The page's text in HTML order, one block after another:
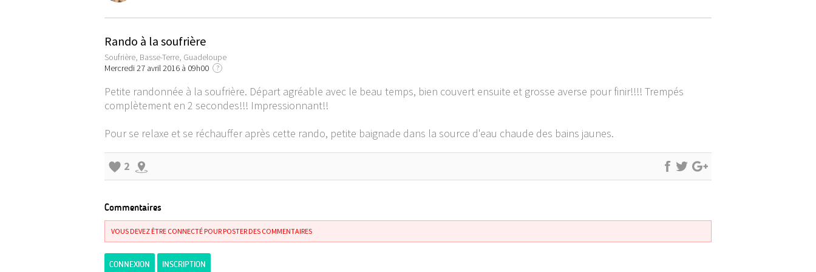
Rando à la soufrière
Soufrière, Basse-Terre, Guadeloupe
Mercredi 27 avril 2016 à 09h00
?
Petite randonnée à la soufrière. Départ agréable avec le beau temps, bien couvert ensuite et grosse averse pour finir!!!! Trempés
complètement en 2 secondes!!! Impressionnant!!
Pour se relaxe et se réchauffer après cette rando, petite baignade dans la source d'eau chaude des bains jaunes.
2
Commentaires
VOUS DEVEZ ÊTRE CONNECTÉ POUR POSTER DES COMMENTAIRES
CONNEXION INSCRIPTION